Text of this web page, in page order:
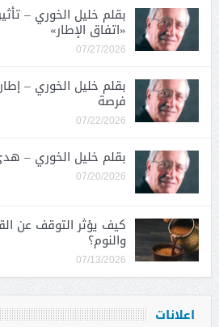
بقلم خليل الخوري –
«اتفاق الإطار»
07/27/2026
بقلم خليل الخوري –
فرصة
07/22/2026
بقلم خليل الخوري –
07/20/2026
كيف يؤثر التوقف عن
والنوم؟
07/13/2026
اعلانات